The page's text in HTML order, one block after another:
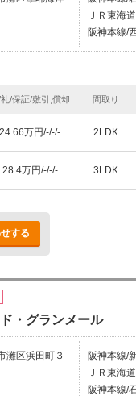
ＪＲ東海
阪神本線/
礼/保証/敷引,償却 間取り
24.66万円/-/-/- 2LDK
28.4万円/-/-/- 3LDK
する
・グランメール
灘区浜田町３
阪神本線/
ＪＲ東海
阪神本線/